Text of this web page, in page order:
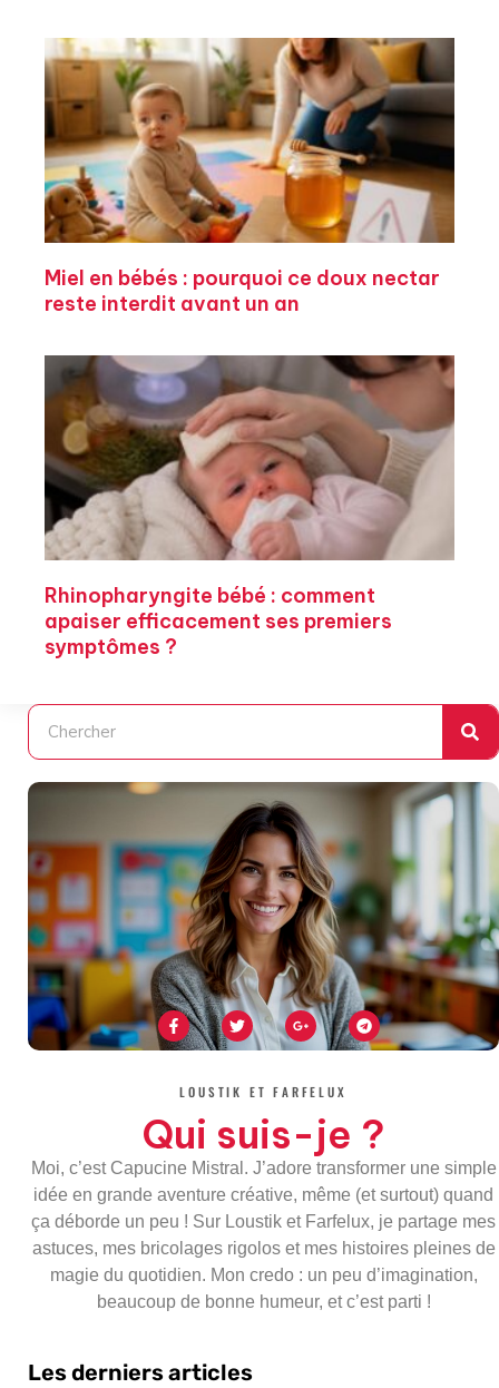
Miel en bébés : pourquoi ce doux nectar
reste interdit avant un an
Rhinopharyngite bébé : comment
apaiser efficacement ses premiers
symptômes ?
Rechercher
F
a
c
e
o
-
f
T
w
i
t
r
G
o
o
g
-
u
-
g
T
e
l
e
LOUSTIK ET FARFELUX
Qui suis-je ?
Moi, c’est Capucine Mistral. J’adore transformer une simple
idée en grande aventure créative, même (et surtout) quand
ça déborde un peu ! Sur Loustik et Farfelux, je partage mes
astuces, mes bricolages rigolos et mes histoires pleines de
magie du quotidien. Mon credo : un peu d’imagination,
beaucoup de bonne humeur, et c’est parti !
Les derniers articles